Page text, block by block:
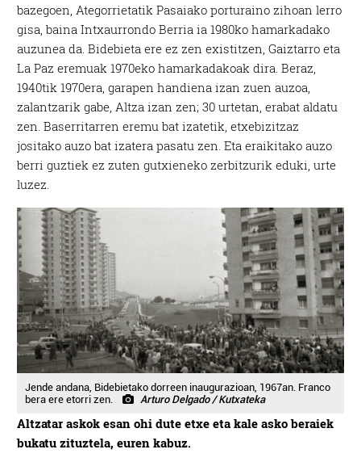
bazegoen, Ategorrietatik Pasaiako porturaino zihoan lerro
gisa, baina Intxaurrondo Berria ia 1980ko hamarkadako
auzunea da. Bidebieta ere ez zen existitzen, Gaiztarro eta
La Paz eremuak 1970eko hamarkadakoak dira. Beraz,
1940tik 1970era, garapen handiena izan zuen auzoa,
zalantzarik gabe, Altza izan zen; 30 urtetan, erabat aldatu
zen. Baserritarren eremu bat izatetik, etxebizitzaz
jositako auzo bat izatera pasatu zen. Eta eraikitako auzo
berri guztiek ez zuten gutxieneko zerbitzurik eduki, urte
luzez.
Jende andana, Bidebietako dorreen inaugurazioan, 1967an. Franco
bera ere etorri zen.
Arturo Delgado / Kutxateka
Altzatar askok esan ohi dute etxe eta kale asko beraiek
bukatu zituztela, euren kabuz.